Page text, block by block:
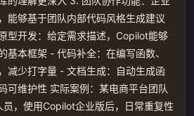
能够基于团队内部代码风格生成建议
型开发：给定需求描述，Copilot能够
基本框架 - 代码补全：在编写函数、
减少打字量 - 文档生成：自动生成函
可维护性 实际案例：某电商平台团队
，使用Copilot企业版后，日常重复性